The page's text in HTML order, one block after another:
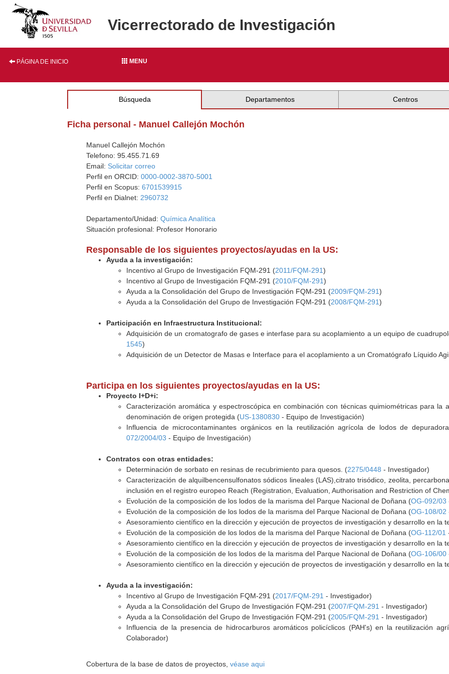
Vicerrectorado de Investigación
PÁGINA DE INICIO MENU
Búsqueda Departamentos Centros
Ficha personal - Manuel Callejón Mochón
Manuel Callejón Mochón
Telefono: 95.455.71.69
Email: Solicitar correo
Perfil en ORCID:0000-0002-3870-5001
Perfil en Scopus:6701539915
Perfil en Dialnet: 2960732
Departamento/Unidad:Química Analítica
Situación profesional: Profesor Honorario
Responsable de los siguientes proyectos/ayudas en la US:
Ayuda a la investigación:
Incentivo al Grupo de Investigación FQM-291 (2011/FQM-291)
Incentivo al Grupo de Investigación FQM-291 (2010/FQM-291)
Ayuda a la Consolidación del Grupo de Investigación FQM-291 (2009/FQM-291)
Ayuda a la Consolidación del Grupo de Investigación FQM-291 (2008/FQM-291)
Participación en Infraestructura Institucional:
Adquisición de un cromatografo de gases e interfase para su acoplamiento a un equipo de
1545)
Adquisición de un Detector de Masas e Interface para el acoplamiento a un Cromatógrafo Líquido
Participa en los siguientes proyectos/ayudas en la US:
Proyecto I+D+i:
Caracterización aromática y espectroscópica en combinación con técnicas quimiométricas para la
denominación de origen protegida (US-1380830 - Equipo de Investigación)
Influencia de microcontaminantes orgánicos en la reutilización agrícola de lodos de
072/2004/03 - Equipo de Investigación)
Contratos con otras entidades:
Determinación de sorbato en resinas de recubrimiento para quesos. (2275/0448 - Investigador)
Caracterización de alquilbencensulfonatos sódicos lineales (LAS),citrato trisódico, zeolita,
inclusión en el registro europeo Reach (Registration, Evaluation, Authorisation and Restriction of
Evolución de la composición de los lodos de la marisma del Parque Nacional de Doñana (OG-092/03
Evolución de la composición de los lodos de la marisma del Parque Nacional de Doñana (OG-108/02
Asesoramiento científico en la dirección y ejecución de proyectos de investigación y desarrollo en la
Evolución de la composición de los lodos de la marisma del Parque Nacional de Doñana (OG-112/01
Asesoramiento científico en la dirección y ejecución de proyectos de investigación y desarrollo en la
Evolución de la composición de los lodos de la marisma del Parque Nacional de Doñana (OG-106/00
Asesoramiento científico en la dirección y ejecución de proyectos de investigación y desarrollo en la
Ayuda a la investigación:
Incentivo al Grupo de Investigación FQM-291 (2017/FQM-291 - Investigador)
Ayuda a la Consolidación del Grupo de Investigación FQM-291 (2007/FQM-291 - Investigador)
Ayuda a la Consolidación del Grupo de Investigación FQM-291 (2005/FQM-291 - Investigador)
Influencia de la presencia de hidrocarburos aromáticos policíclicos (PAH's) en la reutilización
Colaborador)
Cobertura de la base de datos de proyectos,véase aqui